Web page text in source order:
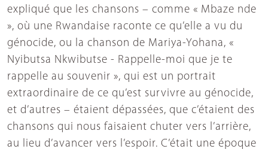
expliqué que les chansons – comme « Mbaze nde
», où une Rwandaise raconte ce qu’elle a vu du
génocide, ou la chanson de Mariya-Yohana, «
Nyibutsa Nkwibutse - Rappelle-moi que je te
rappelle au souvenir », qui est un portrait
extraordinaire de ce qu’est survivre au génocide,
et d’autres – étaient dépassées, que c’étaient des
chansons qui nous faisaient chuter vers l’arrière,
au lieu d’avancer vers l’espoir. C’était une époque